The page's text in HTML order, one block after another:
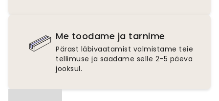
Me toodame ja tarnime
Pärast läbivaatamist valmistame teie
tellimuse ja saadame selle 2-5 päeva
jooksul.